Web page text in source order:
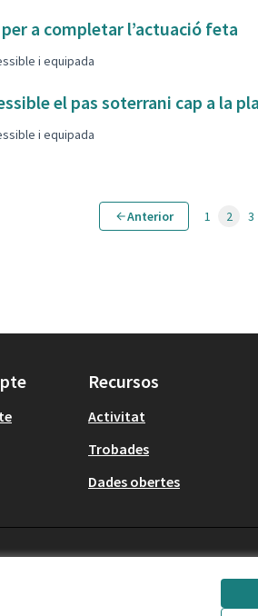
a completar l’actuació feta
i equipada
el pas soterrani cap a la
i equipada
Anterior 1 2 3
Recursos
Activitat
Trobades
Dades obertes